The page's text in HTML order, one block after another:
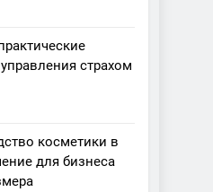
страхом
косметики в
для бизнеса